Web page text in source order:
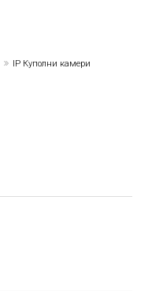
IP Куполни камери